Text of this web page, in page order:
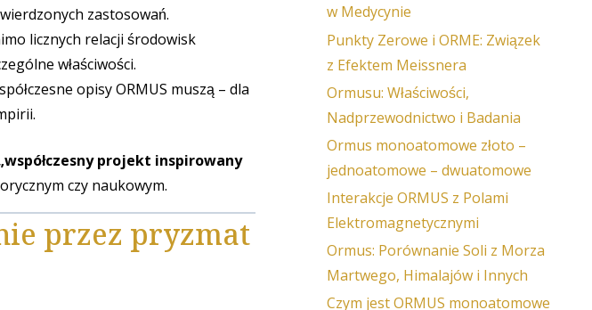
zastosowań.
licznych relacji środowisk
właściwości.
opisy ORMUS muszą – dla
projekt inspirowany
czy naukowym.
przez pryzmat
w Medycynie
Punkty Zerowe i ORME: Związek
z Efektem Meissnera
Ormusu: Właściwości,
Nadprzewodnictwo i Badania
Ormus monoatomowe złoto –
jednoatomowe – dwuatomowe
Interakcje ORMUS z Polami
Elektromagnetycznymi
Ormus: Porównanie Soli z Morza
Martwego, Himalajów i Innych
Czym jest ORMUS monoatomowe